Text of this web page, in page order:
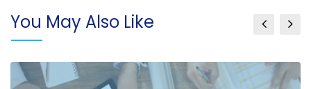
You May Also Like